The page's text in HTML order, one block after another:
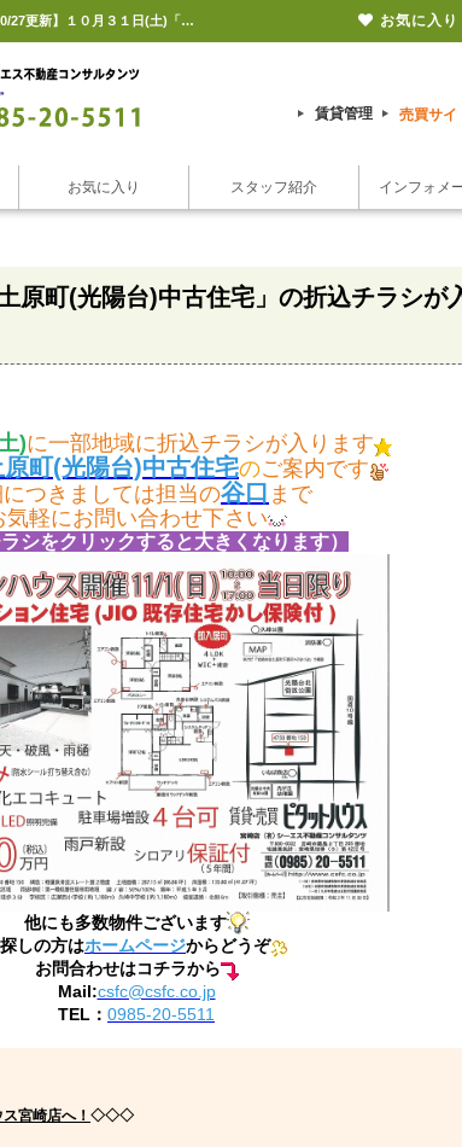
宮崎市佐土原町 光陽台 戸建て 中古住宅 リフォーム済 リノベーション【2020/10/27更新】１０月３１日(土)「宮崎市佐土原町(光陽台)中古住宅」の折込チラシが入ります |宮崎市の賃貸のことならシーエス不動産コンサルタンツ【ピタットハウス宮崎店】
賃貸管理 売買サイ
お気に入り スタッフ紹介 インフォメ
原町(光陽台)中古住宅」の折込チラシが
)に一部地域に折込チラシが入ります
町(光陽台)中古住宅のご案内です
つきましては担当の谷口 まで
気軽にお問い合わせ下さい
ラシをクリックすると大きくなります）
他にも多数物件ございます
しの方はホームページからどうぞ
お問合わせはコチラから
Mail:csfc@csfc.co.jp
TEL： 0985-20-5511
宮崎店へ！ ◇◇◇
お気に入り